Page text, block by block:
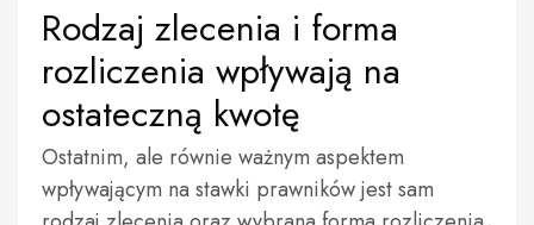
Rodzaj zlecenia i forma
rozliczenia wpływają na
ostateczną kwotę
Ostatnim, ale równie ważnym aspektem
wpływającym na stawki prawników jest sam